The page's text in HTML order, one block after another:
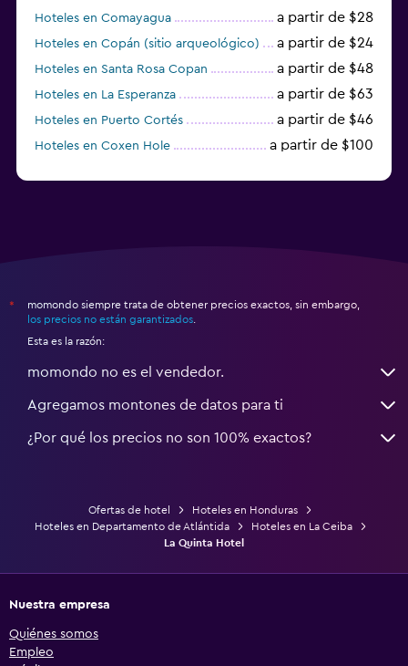
Hoteles en Comayagua a partir de $28
Hoteles en Copán (sitio arqueológico) a partir de $24
Hoteles en Santa Rosa Copan a partir de $48
Hoteles en La Esperanza a partir de $63
Hoteles en Puerto Cortés a partir de $46
Hoteles en Coxen Hole a partir de $100
*
momondo siempre trata de obtener precios exactos, sin embargo,
los precios no están garantizados
Esta es la razón:
momondo no es el vendedor.
Agregamos montones de datos para ti
¿Por qué los precios no son 100% exactos?
Ofertas de hotel
Hoteles en Honduras
Hoteles en Departamento de Atlántida
Hoteles en La Ceiba
La Quinta Hotel
Nuestra empresa
Quiénes somos
Empleo